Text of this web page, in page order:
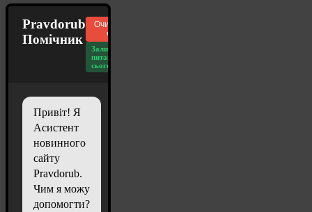
Pravdorub
Помічник
Очистити
чат
Залишилось
питань
сьогодні: 20
Привіт! Я
Асистент
новинного
сайту
Pravdorub.
Чим я можу
допомогти?